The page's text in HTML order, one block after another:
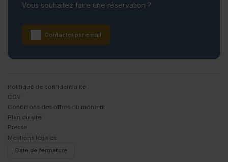
Vous souhaitez faire une réservation ?
Contacter par email
Politique de confidentialité
CGV
Conditions des offres du moment
Plan du site
Presse
Mentions légales
Date de fermeture